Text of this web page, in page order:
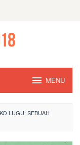
MENU
LUGU: SEBUAH